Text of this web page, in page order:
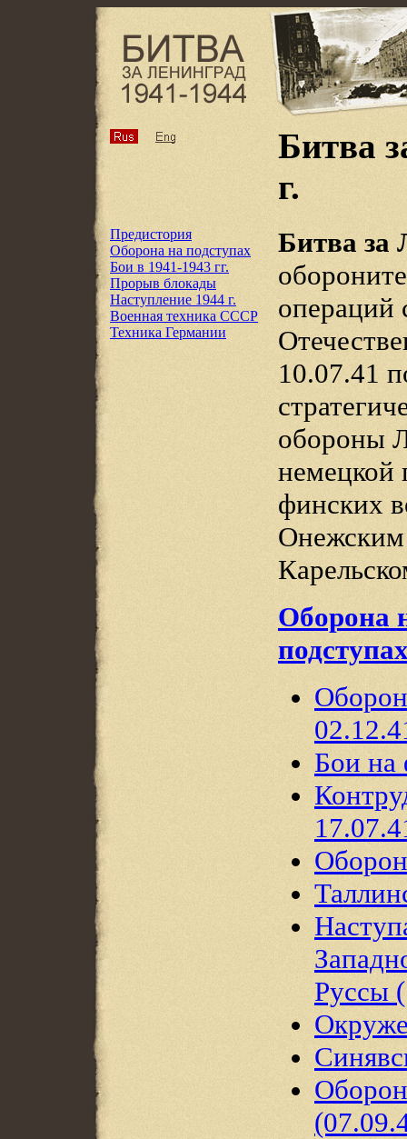
Битва
г.
Предистория
Оборона на подступах
Бои в 1941-1943 гг.
Прорыв блокады
Наступление 1944 г.
Военная техника СССР
Техника Германии
Битва за
операций
10.07.41
обороны
немецкой
финских
Оборона
Бои на
Руссы